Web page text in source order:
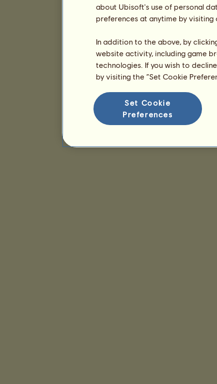
about Ubisoft's use of personal
preferences at anytime by
In addition to the above, by
website activity, including game
technologies. If you wish to
by visiting the “Set Cookie
Set Cookie
Preferences